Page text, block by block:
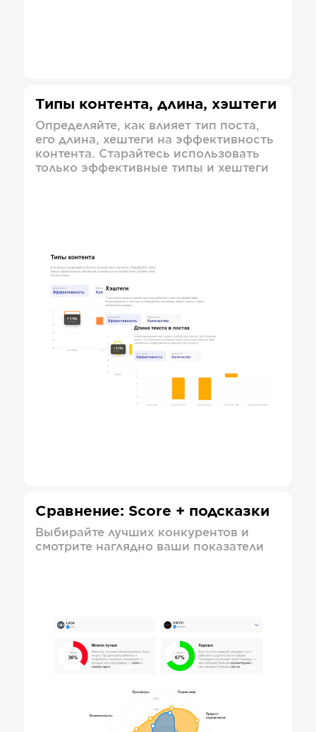
Типы контента, длина, хэштеги
Определяйте, как влияет тип поста,
его длина, хештеги на эффективность
контента. Старайтесь использовать
только эффективные типы и хештеги
Сравнение: Score + подсказки
Выбирайте лучших конкурентов и
смотрите наглядно ваши показатели